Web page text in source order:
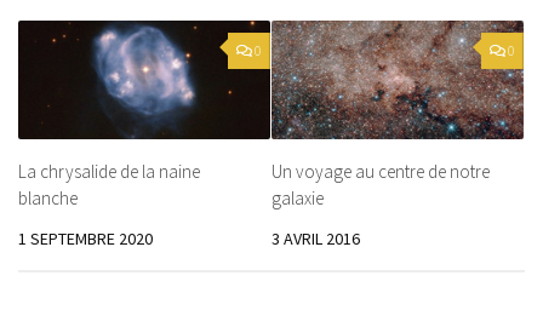
0
La chrysalide de la naine
blanche
1 SEPTEMBRE 2020
0
Un voyage au centre de notre
galaxie
3 AVRIL 2016